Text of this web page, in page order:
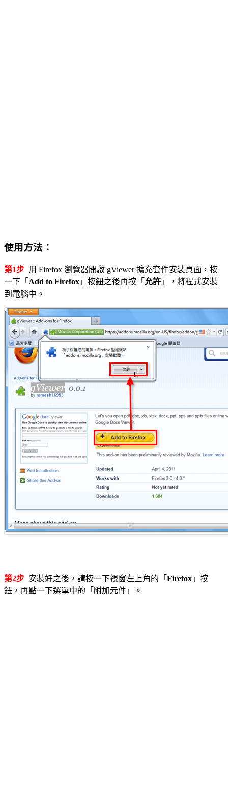
使用方法：
第1步 用 Firefox 瀏覽器開啟 gViewer 擴充套件安裝頁面，按
一下「 Add to Firefox 」按鈕之後再按「 允許 」，將程式安裝
到電腦中。
第2步 安裝好之後，請按一下視窗左上角的「 Firefox 」按
鈕，再點一下選單中的「附加元件」。